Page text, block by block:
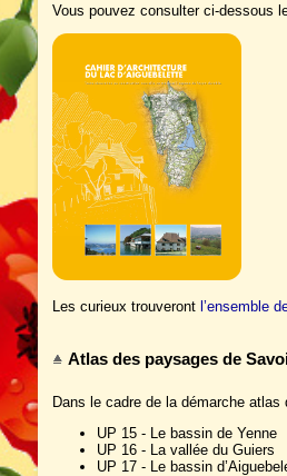
Vous pouvez consulter ci-dessous
Les curieux trouveront l’ensemble
Atlas des paysages de
Dans le cadre de la démarche
UP 15 - Le bassin de Yenne
UP 16 - La vallée du Guiers
UP 17 - Le bassin